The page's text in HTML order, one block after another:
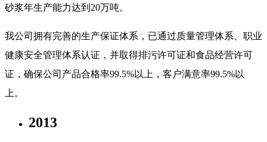
砂浆年生产能力达到20万吨。
我公司拥有完善的生产保证体系，已通过质量管理体系、职业
健康安全管理体系认证，并取得排污许可证和食品经营许可
证，确保公司产品合格率99.5%以上，客户满意率99.5%以
上。
2013